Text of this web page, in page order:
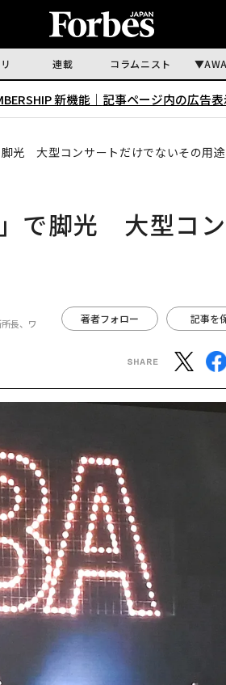
連載 コラムニスト
新機能｜ 記事ページ内の広告
光 大型コンサートだけでないその用途
で脚光 大型コ
長、ワ
著者フォロー 記事を